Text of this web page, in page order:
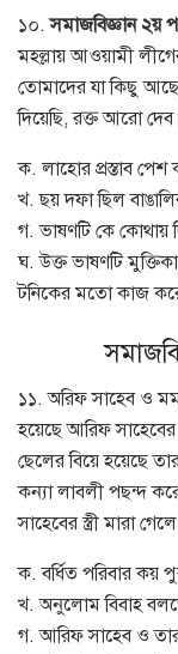
১০. সমাজবিজ্ঞান ২য়
মহল্লায় আওয়ামী
তোমাদের যা কিছু
দিয়েছি, রক্ত আরো
ক. লাহোর প্রস্তাব
খ. ছয় দফা ছিল
গ. ভাষণটি কে কোথায়
ঘ. উক্ত ভাষণটি
টনিকের মতো কাজ
১১. অরিফ সাহেব ও
হয়েছে আরিফ সাহেবের
ছেলের বিয়ে হয়েছে
কন্যা লাবলী পছন্দ
সাহেবের স্ত্রী মারা
ক. বর্ধিত পরিবার কয়
খ. অনুলোম বিবাহ
গ. আরিফ সাহেব ও তার